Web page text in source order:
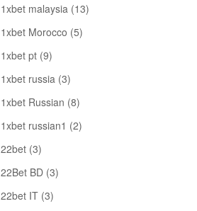
1xbet malaysia (13)
1xbet Morocco (5)
1xbet pt(9)
1xbet russia (3)
1xbet Russian (8)
1xbet russian1 (2)
22bet(3)
22Bet BD(3)
22bet IT(3)